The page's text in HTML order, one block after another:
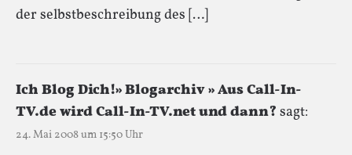
der selbstbeschreibung des […]
Ich Blog Dich!» Blogarchiv » Aus Call-In-
TV.de wird Call-In-TV.net und dann? sagt:
24. Mai 2008 um 15:50 Uhr